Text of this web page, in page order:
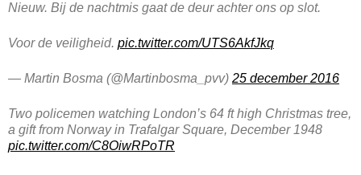
Nieuw. Bij de nachtmis gaat de deur achter ons op slot.
Voor de veiligheid. pic.twitter.com/UTS6AkfJkq
— Martin Bosma (@Martinbosma_pvv) 25 december 2016
Two policemen watching London’s 64 ft high Christmas tree,
a gift from Norway in Trafalgar Square, December 1948
pic.twitter.com/C8OiwRPoTR